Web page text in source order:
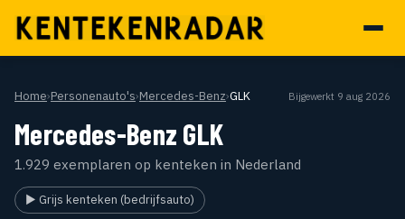
Home›Personenauto's›Mercedes-Benz›GLK Bijgewerkt 9 aug 2026
Mercedes-Benz GLK
1.929 exemplaren op kenteken in Nederland
▶ Grijs kenteken (bedrijfsauto)